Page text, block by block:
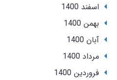
اسفند 1400
بهمن 1400
آبان 1400
مرداد 1400
فروردین 1400